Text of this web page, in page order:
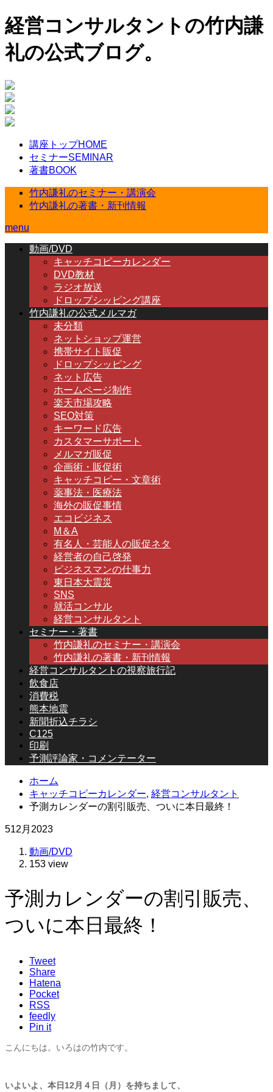
経営コンサルタントの竹内謙
礼の公式ブログ。
講座トップHOME
セミナーSEMINAR
著書BOOK
竹内謙礼のセミナー・講演会
竹内謙礼の著書・新刊情報
menu
動画/DVD
キャッチコピーカレンダー
DVD教材
ラジオ放送
ドロップシッピング講座
竹内謙礼の公式メルマガ
未分類
ネットショップ運営
携帯サイト販促
ドロップシッピング
ネット広告
ホームページ制作
楽天市場攻略
SEO対策
キーワード広告
カスタマーサポート
メルマガ販促
企画術・販促術
キャッチコピー・文章術
薬事法・医療法
海外の販促事情
エコビジネス
M＆A
有名人・芸能人の販促ネタ
経営者の自己啓発
ビジネスマンの仕事力
東日本大震災
SNS
就活コンサル
経営コンサルタント
セミナー・著書
竹内謙礼のセミナー・講演会
竹内謙礼の著書・新刊情報
経営コンサルタントの視察旅行記
飲食店
消費税
熊本地震
新聞折込チラシ
C125
印刷
予測評論家・コメンテーター
ホーム
キャッチコピーカレンダー, 経営コンサルタント
予測カレンダーの割引販売、ついに本日最終！
512月 2023
動画/DVD
153 view
予測カレンダーの割引販売、
ついに本日最終！
Tweet
Share
Hatena
Pocket
RSS
feedly
Pin it
こんにちは。いろはの竹内です。
いよいよ、本日12月４日（月）を持ちまして、